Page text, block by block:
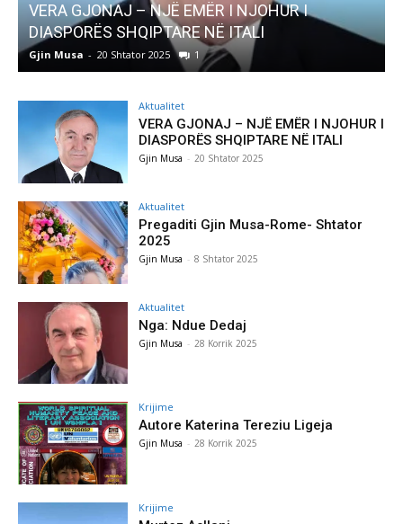
VERA GJONAJ – NJË EMËR I NJOHUR I
DIASPORËS SHQIPTARE NË ITALI
Gjin Musa - 20 Shtator 2025 1
Aktualitet
VERA GJONAJ – NJË EMËR I NJOHUR I
DIASPORËS SHQIPTARE NË ITALI
Gjin Musa - 20 Shtator 2025
Aktualitet
Pregaditi Gjin Musa-Rome- Shtator
2025
Gjin Musa - 8 Shtator 2025
Aktualitet
Nga: Ndue Dedaj
Gjin Musa - 28 Korrik 2025
Krijime
Autore Katerina Tereziu Ligeja
Gjin Musa - 28 Korrik 2025
Krijime